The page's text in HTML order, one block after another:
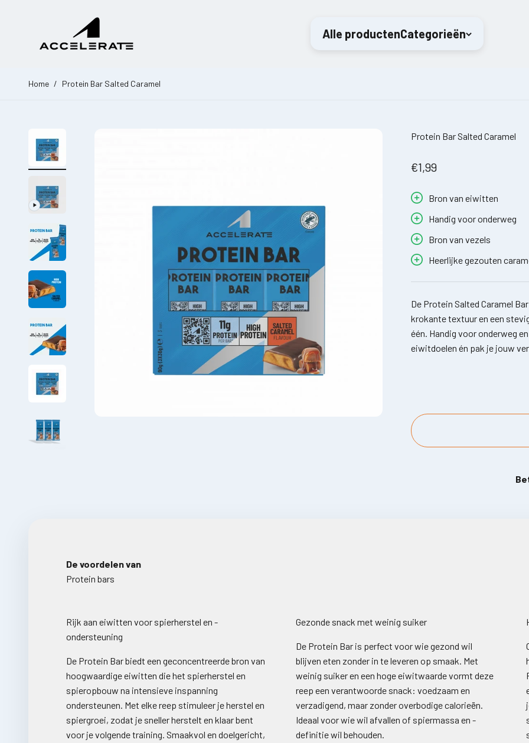
Alle productenCategorieën
Accelerate Nutrition
Home / Protein Bar Salted Caramel
Protein Bar Salted Caramel
Angebot
€1,99
Bron van eiwitten
Handig voor onderweg
Bron van vezels
Heerlijke gezouten
De Protein Salted Caramel
krokante textuur en een
één. Handig voor onderweg
eiwitdoelen én pak je jouw
De voordelen van
Rijk aan eiwitten voor spierherstel en -
ondersteuning
De Protein Bar biedt een geconcentreerde bron van
hoogwaardige eiwitten die het spierherstel en
spieropbouw na intensieve inspanning
ondersteunen. Met elke reep stimuleer je herstel en
spiergroei, zodat je sneller herstelt en klaar bent
voor je volgende training. Smaakvol en doelgericht,
Gezonde snack met weinig suiker
De Protein Bar is perfect voor wie gezond wil
blijven eten zonder in te leveren op smaak. Met
weinig suiker en een hoge eiwitwaarde vormt deze
reep een verantwoorde snack: voedzaam en
verzadigend, maar zonder overbodige calorieën.
Ideaal voor wie wil afvallen of spiermassa en -
definitie wil behouden.